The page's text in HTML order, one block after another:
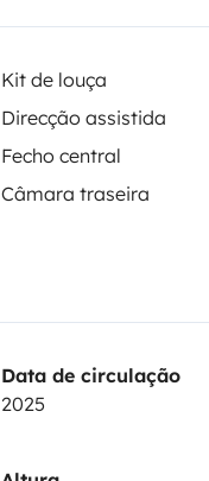
Kit de louça
Direcção assistida
Fecho central
Câmara traseira
Data de circulação
2025